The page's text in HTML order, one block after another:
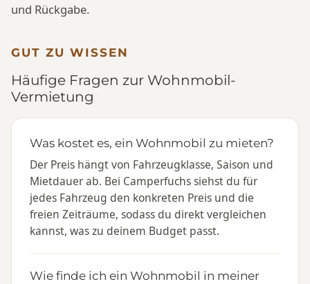
und Rückgabe.
GUT ZU WISSEN
Häufige Fragen zur Wohnmobil-
Vermietung
Was kostet es, ein Wohnmobil zu mieten?
Der Preis hängt von Fahrzeugklasse, Saison und
Mietdauer ab. Bei Camperfuchs siehst du für
jedes Fahrzeug den konkreten Preis und die
freien Zeiträume, sodass du direkt vergleichen
kannst, was zu deinem Budget passt.
Wie finde ich ein Wohnmobil in meiner